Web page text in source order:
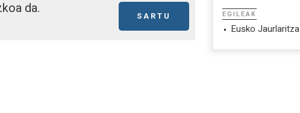
da.
SARTU
EGILEAK
Eusko Jaurlaritza